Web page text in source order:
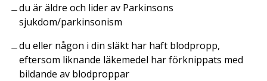
du är äldre och lider av Parkinsons
sjukdom/parkinsonism
du eller någon i din släkt har haft blodpropp,
eftersom liknande läkemedel har förknippats med
bildande av blodproppar